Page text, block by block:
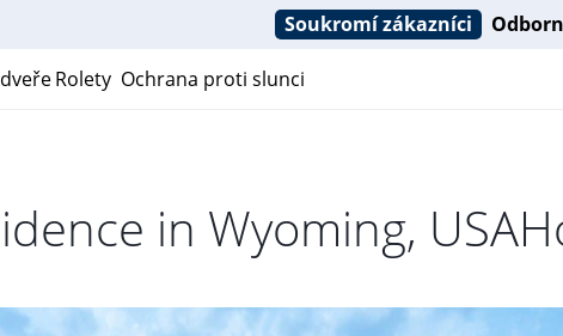
Soukromí zákazníci
Rolety Ochrana proti slunci
in Wyoming,